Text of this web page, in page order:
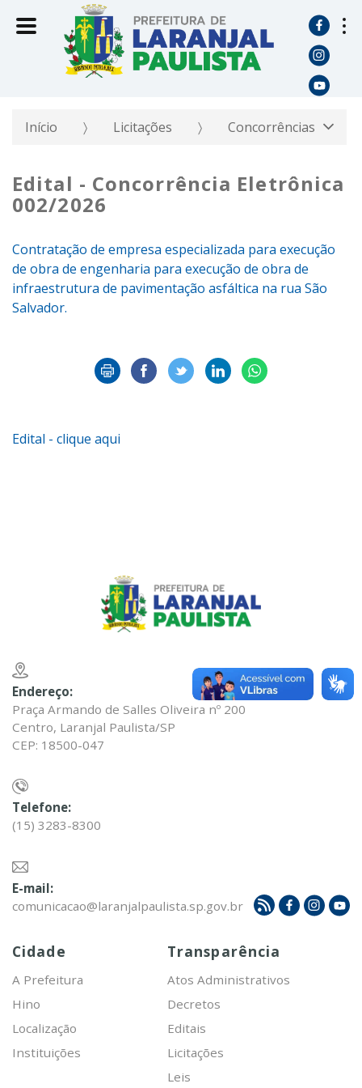
Início Licitações Concorrências
Edital - Concorrência Eletrônica
002/2026
Contratação de empresa especializada para execução
de obra de engenharia para execução de obra de
infraestrutura de pavimentação asfáltica na rua São
Salvador.
Edital - clique aqui
Endereço:
Praça Armando de Salles Oliveira nº 200
Centro, Laranjal Paulista/SP
CEP: 18500-047
Telefone:
(15) 3283-8300
E-mail:
comunicacao@laranjalpaulista.sp.gov.br
Cidade
A Prefeitura
Hino
Localização
Instituições
Transparência
Atos Administrativos
Decretos
Editais
Licitações
Leis